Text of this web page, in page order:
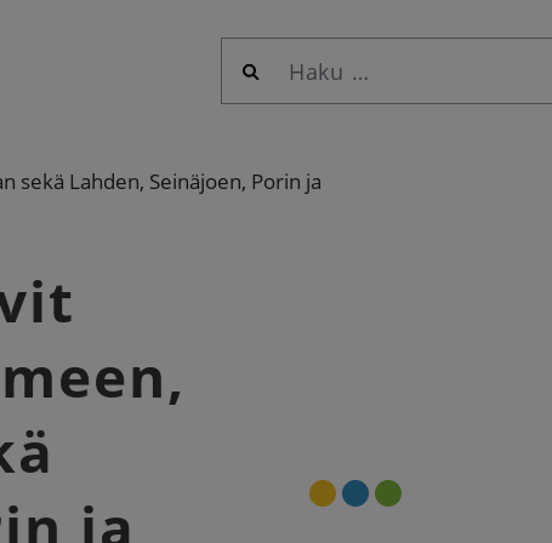
sekä Lahden, Seinäjoen, Porin ja
ja